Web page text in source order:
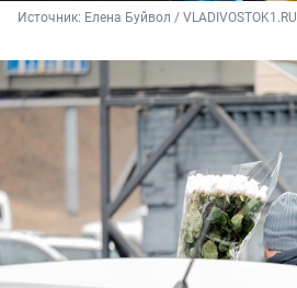
Источник: Елена Буйвол / VLADIVOSTOK1.RU